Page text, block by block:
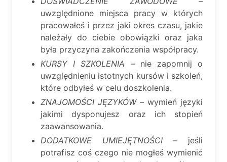
uwzględnione miejsca pracy w których
pracowałeś i przez jaki okres czasu, jakie
należały do ciebie obowiązki oraz jaka
była przyczyna zakończenia współpracy.
KURSY I SZKOLENIA – nie zapomnij o
uwzględnieniu istotnych kursów i szkoleń,
które odbyłeś w celu doszkolenia.
ZNAJOMOŚCI JĘZYKÓW– wymień języki
jakimi dysponujesz oraz ich stopień
zaawansowania.
DODATKOWE UMIEJĘTNOŚCI – jeśli
potrafisz coś czego nie mogłeś wymienić